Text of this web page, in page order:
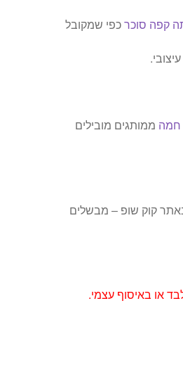
קפה סוכרכפי שמקובל
חמה ממותגים מובילים
קוק שופ – מבשלים
או באיסוף עצמי.